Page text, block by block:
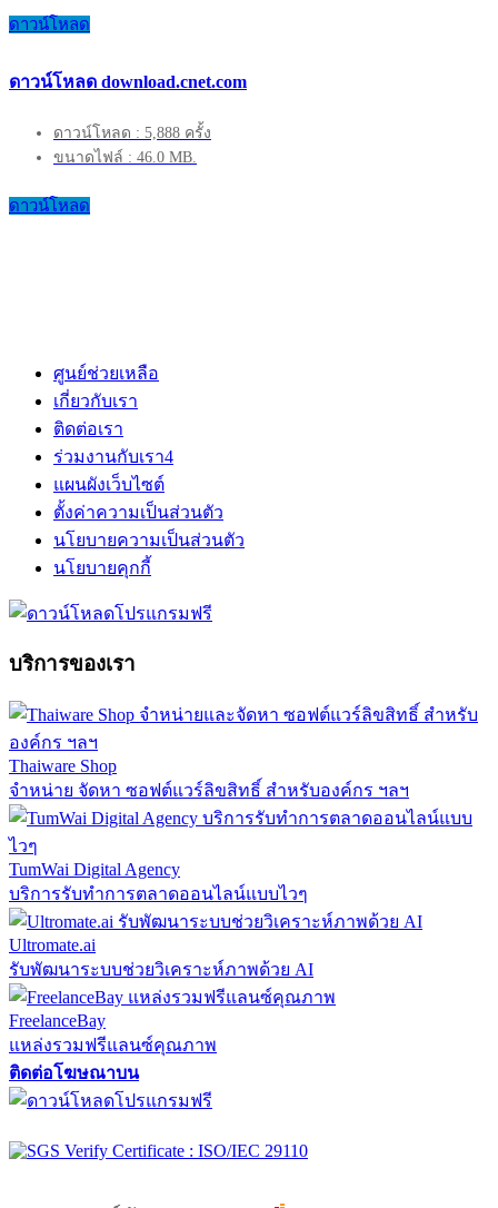
ดาวน์โหลด
ดาวน์โหลด download.cnet.com
ดาวน์โหลด : 5,888 ครั้ง
ขนาดไฟล์ : 46.0 MB.
ดาวน์โหลด
ศูนย์ช่วยเหลือ
เกี่ยวกับเรา
ติดต่อเรา
ร่วมงานกับเรา4
แผนผังเว็บไซต์
ตั้งค่าความเป็นส่วนตัว
นโยบายความเป็นส่วนตัว
นโยบายคุกกี้
บริการของเรา
Thaiware Shop
จำหน่าย จัดหา ซอฟต์แวร์ลิขสิทธิ์ สำหรับองค์กร ฯลฯ
TumWai Digital Agency
บริการรับทำการตลาดออนไลน์แบบไวๆ
Ultromate.ai
รับพัฒนาระบบช่วยวิเคราะห์ภาพด้วย AI
FreelanceBay
แหล่งรวมฟรีแลนซ์คุณภาพ
ติดต่อโฆษณาบน